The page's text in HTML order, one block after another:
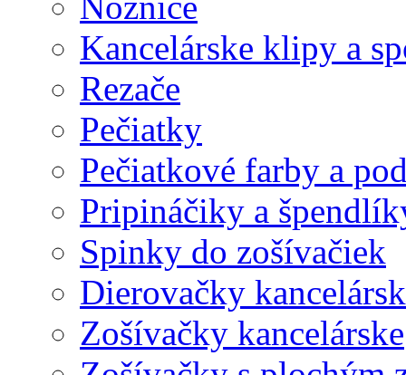
Kancelárske klipy a
Rezače
Pečiatky
Pečiatkové farby a
Pripináčiky a
Spinky do zošívačiek
Dierovačky
Zošívačky kancelárske